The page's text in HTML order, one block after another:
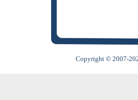
Copyright © 2007-